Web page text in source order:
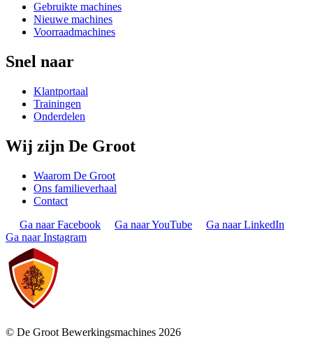
Gebruikte machines
Nieuwe machines
Voorraadmachines
Snel naar
Klantportaal
Trainingen
Onderdelen
Wij zijn De Groot
Waarom De Groot
Ons familieverhaal
Contact
Ga naar Facebook
Ga naar YouTube
Ga naar LinkedIn
Ga naar Instagram
© De Groot Bewerkingsmachines 2026